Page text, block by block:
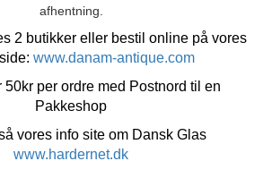
afhentning.
2 butikker eller bestil online på vores
www.danam-antique.com
50kr per ordre med Postnord til en
Pakkeshop
vores info site om Dansk Glas
www.hardernet.dk